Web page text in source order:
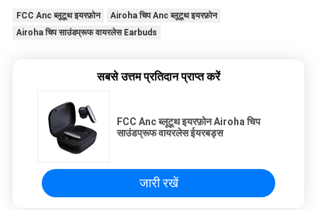
FCC Anc ब्लूटूथ इयरफ़ोन
Airoha चिप Anc ब्लूटूथ इयरफ़ोन
Airoha चिप साउंडप्रूफ वायरलेस Earbuds
सबसे उत्तम प्रतिदान प्राप्त करें
FCC Anc ब्लूटूथ इयरफ़ोन Airoha चिप
साउंडप्रूफ वायरलेस ईयरबड्स
जारी रखें